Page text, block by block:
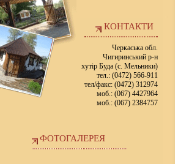
КОНТАКТИ
Черкаська обл.
Чигиринський р-н
хутір Буда (с. Мельники)
тел.: (0472) 566-911
тел/факс: (0472) 312974
моб.: (067) 4427964
моб.: (067) 2384757
ФОТОГАЛЕРЕЯ